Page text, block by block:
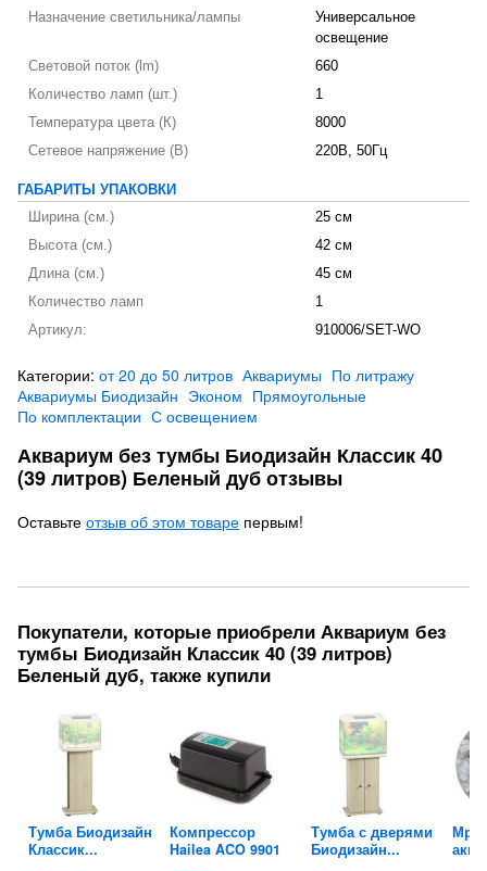
Назначение светильника/лампы
Универсальное
освещение
Световой поток (lm)
660
Количество ламп (шт.)
1
Температура цвета (К)
8000
Сетевое напряжение (В)
220В, 50Гц
ГАБАРИТЫ УПАКОВКИ
Ширина (см.)
25 см
Высота (см.)
42 см
Длина (см.)
45 см
Количество ламп
1
Артикул:
910006/SET-WO
Категории: от 20 до 50 литров Аквариумы По литражу
Аквариумы Биодизайн Эконом Прямоугольные
По комплектации С освещением
Аквариум без тумбы Биодизайн Классик 40
(39 литров) Беленый дуб отзывы
Оставьте отзыв об этом товаре первым!
Покупатели, которые приобрели Аквариум без
тумбы Биодизайн Классик 40 (39 литров)
Беленый дуб, также купили
Тумба Биодизайн
Классик...
Компрессор
Hailea ACO 9901
Тумба с дверями
Биодизайн...